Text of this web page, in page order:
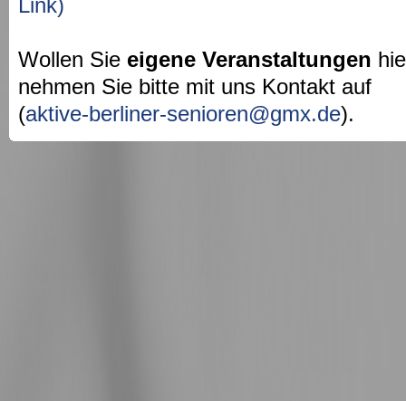
Link)
Wollen Sie eigene Veranstaltungen
nehmen Sie bitte mit uns Kontakt auf
(aktive-berliner-senioren@gmx.de).